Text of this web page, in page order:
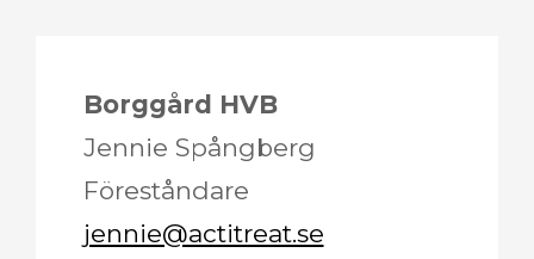
Borggård HVB
Jennie Spångberg
Föreståndare
jennie@actitreat.se